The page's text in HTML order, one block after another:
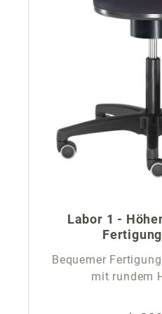
Labor 1 -
Bequemer
mit rundem